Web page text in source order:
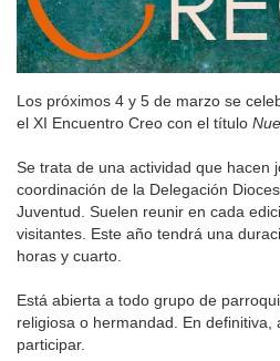
Los próximos 4 y 5 de marzo se
el XI Encuentro Creo con el título
Se trata de una actividad que hacen
coordinación de la Delegación
Juventud. Suelen reunir en cada
visitantes. Este año tendrá una
horas y cuarto.
Está abierta a todo grupo de
religiosa o hermandad. En definitiva,
participar.